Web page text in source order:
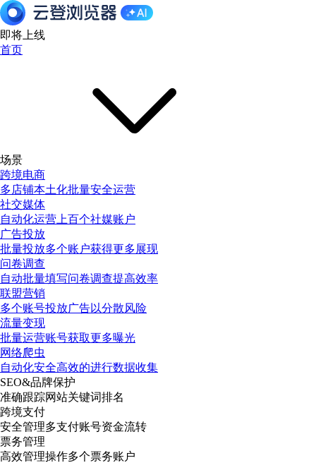
即将上线
首页
场景
跨境电商
多店铺本土化批量安全运营
社交媒体
自动化运营上百个社媒账户
广告投放
批量投放多个账户获得更多展现
问卷调查
自动批量填写问卷调查提高效率
联盟营销
多个账号投放广告以分散风险
流量变现
批量运营账号获取更多曝光
网络爬虫
自动化安全高效的进行数据收集
SEO&品牌保护
准确跟踪网站关键词排名
跨境支付
安全管理多支付账号资金流转
票务管理
高效管理操作多个票务账户